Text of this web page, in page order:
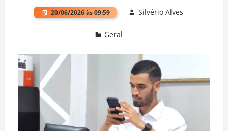
20/06/2026 às 09:59 Silvério Alves
Geral